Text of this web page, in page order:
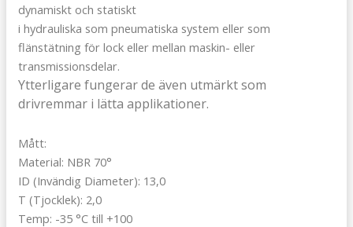
dynamiskt och statiskt
i hydrauliska som pneumatiska system eller som
flänstätning för lock eller mellan maskin- eller
transmissionsdelar.
Ytterligare fungerar de även utmärkt som
drivremmar i lätta applikationer.
Mått:
Material: NBR 70°
ID (Invändig Diameter): 13,0
T (Tjocklek): 2,0
Temp: -35 °C till +100